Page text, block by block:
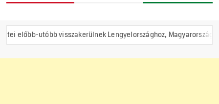
Lengyelországhoz, Magyarországhoz és